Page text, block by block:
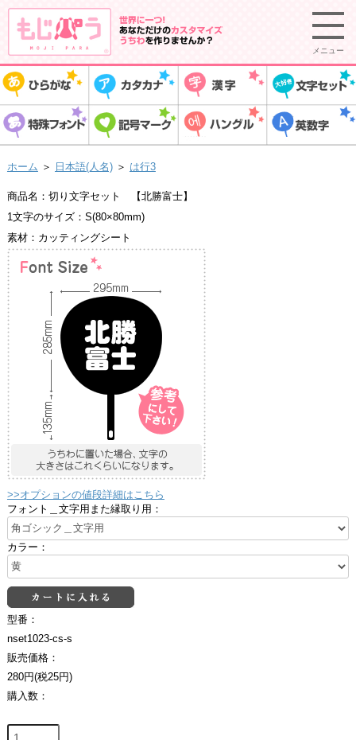
メニュー
ホーム ＞ 日本語(人名) ＞ は行3
商品名：切り文字セット 【北勝富士】
1文字のサイズ：S(80×80mm)
素材：カッティングシート
>>オプションの値段詳細はこちら
フォント＿文字用また縁取り用：
カラー：
型番：
nset1023-cs-s
販売価格：
280円(税25円)
購入数：